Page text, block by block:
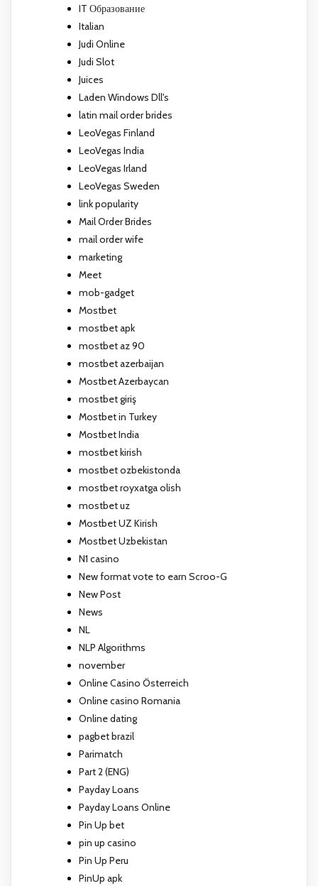
IT Образование
Italian
Judi Online
Judi Slot
Juices
Laden Windows Dll's
latin mail order brides
LeoVegas Finland
LeoVegas India
LeoVegas Irland
LeoVegas Sweden
link popularity
Mail Order Brides
mail order wife
marketing
Meet
mob-gadget
Mostbet
mostbet apk
mostbet az 90
mostbet azerbaijan
Mostbet Azerbaycan
mostbet giriş
Mostbet in Turkey
Mostbet India
mostbet kirish
mostbet ozbekistonda
mostbet royxatga olish
mostbet uz
Mostbet UZ Kirish
Mostbet Uzbekistan
N1 casino
New format vote to earn Scroo-G
New Post
News
NL
NLP Algorithms
november
Online Casino Österreich
Online casino Romania
Online dating
pagbet brazil
Parimatch
Part 2 (ENG)
Payday Loans
Payday Loans Online
Pin Up bet
pin up casino
Pin Up Peru
PinUp apk